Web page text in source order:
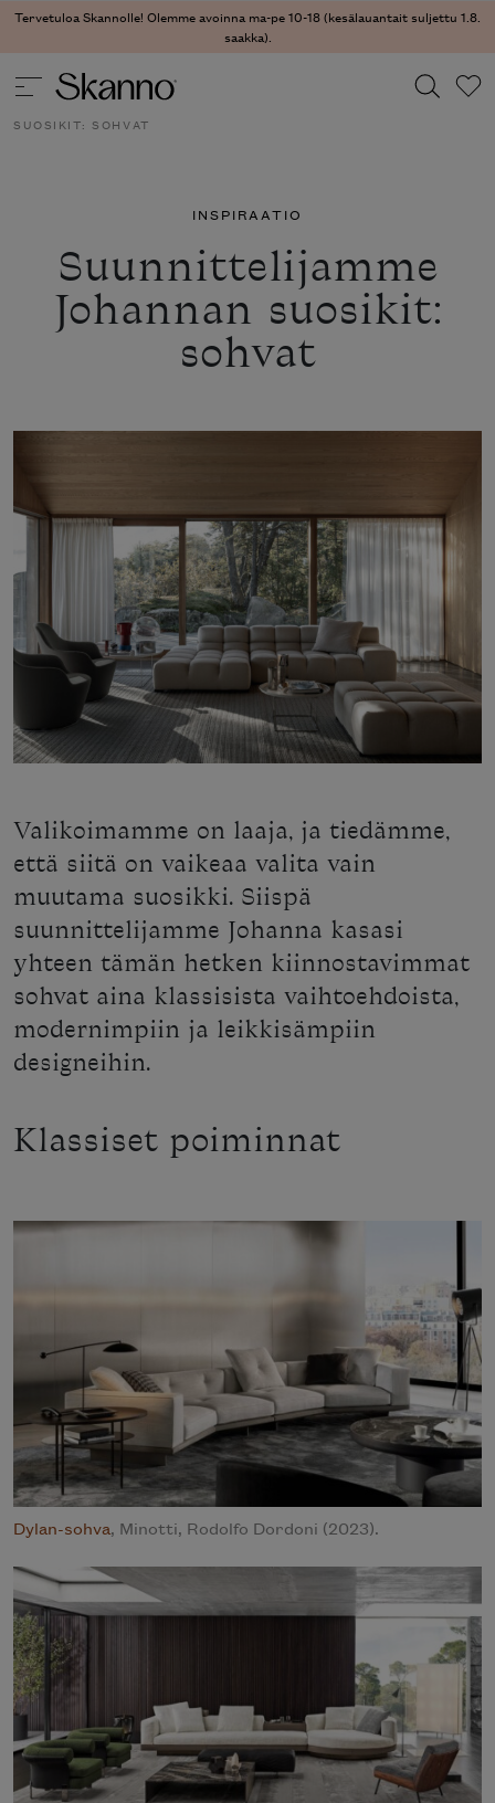
Tervetuloa Skannolle! Olemme avoinna ma-pe 10-18 (kesälauantait suljettu 1.8.
saakka).
Type 2 or more characters for results.
SUOSIKIT: SOHVAT
INSPIRAATIO
Suunnittelijamme
Johannan suosikit:
sohvat
Valikoimamme on laaja, ja tiedämme,
että siitä on vaikeaa valita vain
muutama suosikki. Siispä
suunnittelijamme Johanna kasasi
yhteen tämän hetken kiinnostavimmat
sohvat aina klassisista vaihtoehdoista,
modernimpiin ja leikkisämpiin
designeihin.
Klassiset poiminnat
Dylan-sohva, Minotti, Rodolfo Dordoni (2023).